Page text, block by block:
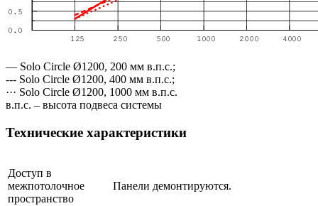
— Solo Circle Ø1200, 200 мм в.п.с.;
--- Solo Circle Ø1200, 400 мм в.п.с.;
··· Solo Circle Ø1200, 1000 мм в.п.с.
в.п.с. – высота подвеса системы
Технические характеристики
Доступ в
межпотолочное
пространство
Панели демонтируются.